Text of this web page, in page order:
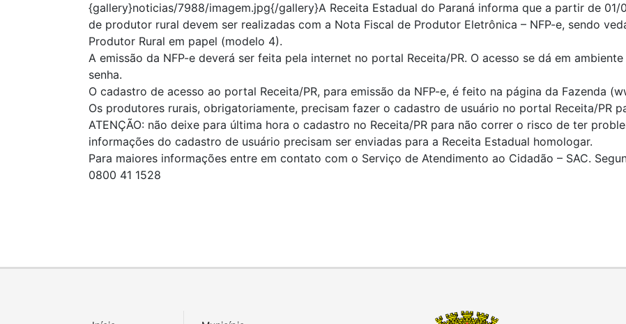
{gallery}noticias/7988/imagem.jpg{/gallery}A Receita Estadual do Paraná informa que a partir de
de produtor rural devem ser realizadas com a Nota Fiscal de Produtor Eletrônica – NFP-e, sendo
Produtor Rural em papel (modelo 4).
A emissão da NFP-e deverá ser feita pela internet no portal Receita/PR. O acesso se dá em
senha.
O cadastro de acesso ao portal Receita/PR, para emissão da NFP-e, é feito na página da Fazenda
Os produtores rurais, obrigatoriamente, precisam fazer o cadastro de usuário no portal Receita/PR
ATENÇÃO: não deixe para última hora o cadastro no Receita/PR para não correr o risco de ter
informações do cadastro de usuário precisam ser enviadas para a Receita Estadual homologar.
Para maiores informações entre em contato com o Serviço de Atendimento ao Cidadão – SAC.
0800 41 1528